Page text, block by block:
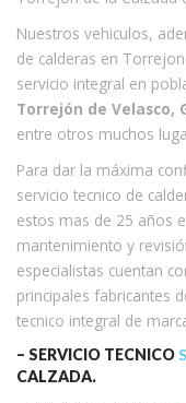
Nuestros vehiculos,
de calderas en
servicio integral en
Torrejón de Velasco,
entre otros muchos
Para dar la máxima
servicio tecnico de
estos mas de 25 años
mantenimiento y
especialistas cuentan
principales fabricantes
tecnico integral de
– SERVICIO TECNICO
CALZADA.